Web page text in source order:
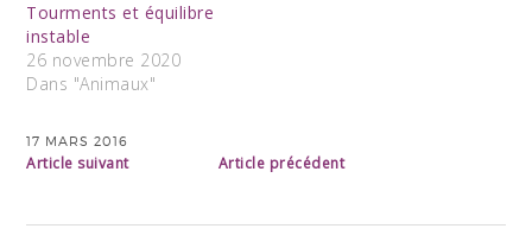
Tourments et équilibre
instable
26 novembre 2020
Dans "Animaux"
17 MARS 2016
Article suivant Article précédent